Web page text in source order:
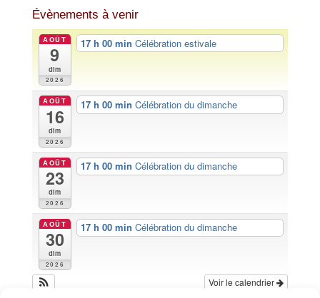
Évènements à venir
AOÛT
9
dim
2026
17 h 00 minCélébration estivale
AOÛT
16
dim
2026
17 h 00 minCélébration du dimanche
AOÛT
23
dim
2026
17 h 00 minCélébration du dimanche
AOÛT
30
dim
2026
17 h 00 minCélébration du dimanche
Voir le calendrier